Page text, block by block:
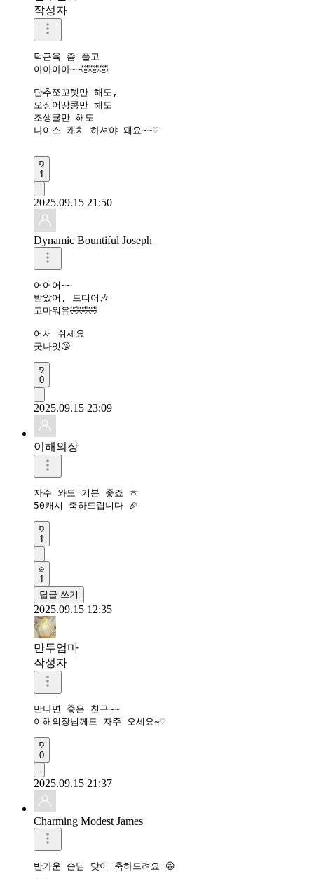
작성자
턱근육 좀 풀고
아아아아~~🤣🤣🤣
단추쪼꼬렛만 해도,
오징어땅콩만 해도
조생귤만 해도
나이스 캐치 하셔야 돼요~~♡
1
2025.09.15 21:50
Dynamic Bountiful Joseph
어어어~~
받았어, 드디어🎶
고마워유🤣🤣🤣
어서 쉬세요
굿나잇😘
0
2025.09.15 23:09
이해의장
자주 와도 기분 좋죠 ㅎ
50캐시 축하드립니다 🎉
1
1
답글 쓰기
2025.09.15 12:35
만두엄마
작성자
만나면 좋은 친구~~
이해의장님께도 자주 오세요~♡
0
2025.09.15 21:37
Charming Modest James
반가운 손님 맞이 축하드려요 😁